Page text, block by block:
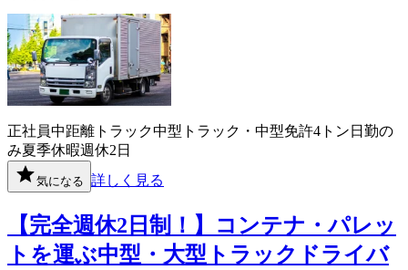
正社員中距離 トラック中型トラック・中型免許4トン 日勤の
み夏季休暇週休2日
気になる 詳しく見る
【完全週休2日制！】コンテナ・パレッ
トを運ぶ中型・大型トラックドライバ